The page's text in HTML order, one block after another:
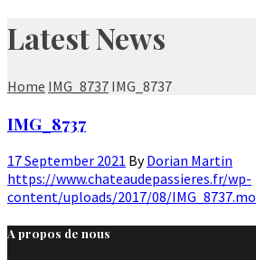
Latest News
Home IMG_8737 IMG_8737
IMG_8737
17 September 2021 ByDorian Martin
https://www.chateaudepassieres.fr/wp-
content/uploads/2017/08/
A propos de nous